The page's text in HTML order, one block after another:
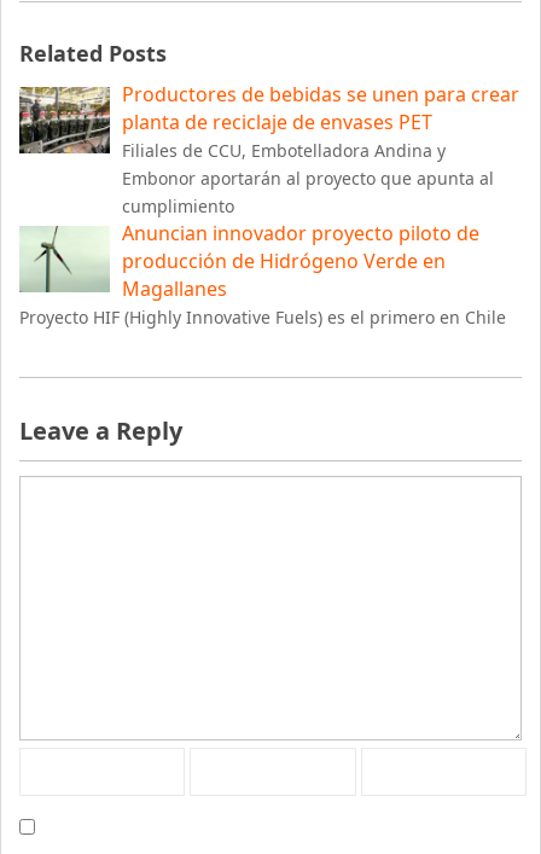
Related Posts
Productores de bebidas se unen para crear
planta de reciclaje de envases PET
Filiales de CCU, Embotelladora Andina y
Embonor aportarán al proyecto que apunta al
cumplimiento
Anuncian innovador proyecto piloto de
producción de Hidrógeno Verde en
Magallanes
Proyecto HIF (Highly Innovative Fuels) es el primero en Chile
Leave a Reply